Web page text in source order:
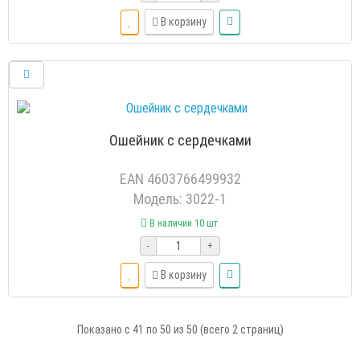
В корзину
Ошейник с сердечками
EAN 4603766499932
Модель: 3022-1
В наличии 10 шт.
-
+
В корзину
Показано с 41 по 50 из 50 (всего 2 страниц)